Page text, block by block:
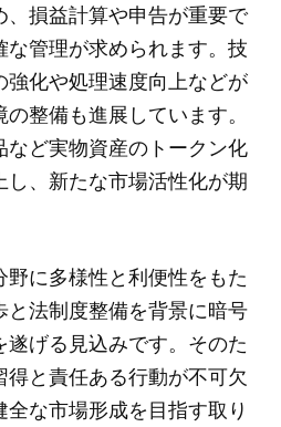
、損益計算や申告が重要で
管理が求められます。技
化や処理速度向上などが
整備も進展しています。
など実物資産のトークン化
、新たな市場活性化が期
に多様性と利便性をもた
と法制度整備を背景に暗号
げる見込みです。そのた
と責任ある行動が不可欠
な市場形成を目指す取り